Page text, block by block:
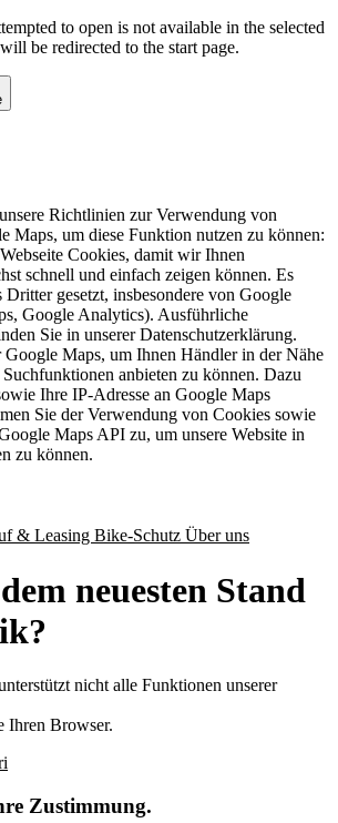
to open is not available in the selected
be redirected to the start page.
Richtlinien zur Verwendung von
Maps, um diese Funktion nutzen zu können:
Cookies, damit wir Ihnen
schnell und einfach zeigen können. Es
gesetzt, insbesondere von Google
Google Analytics). Ausführliche
Sie in unserer Datenschutzerklärung.
Maps, um Ihnen Händler in der Nähe
Suchfunktionen anbieten zu können. Dazu
Ihre IP-Adresse an Google Maps
Sie der Verwendung von Cookies sowie
Maps API zu, um unsere Website in
zu können.
& Leasing Bike-Schutz Über uns
neuesten Stand
nicht alle Funktionen unserer
Ihren Browser.
Zustimmung.